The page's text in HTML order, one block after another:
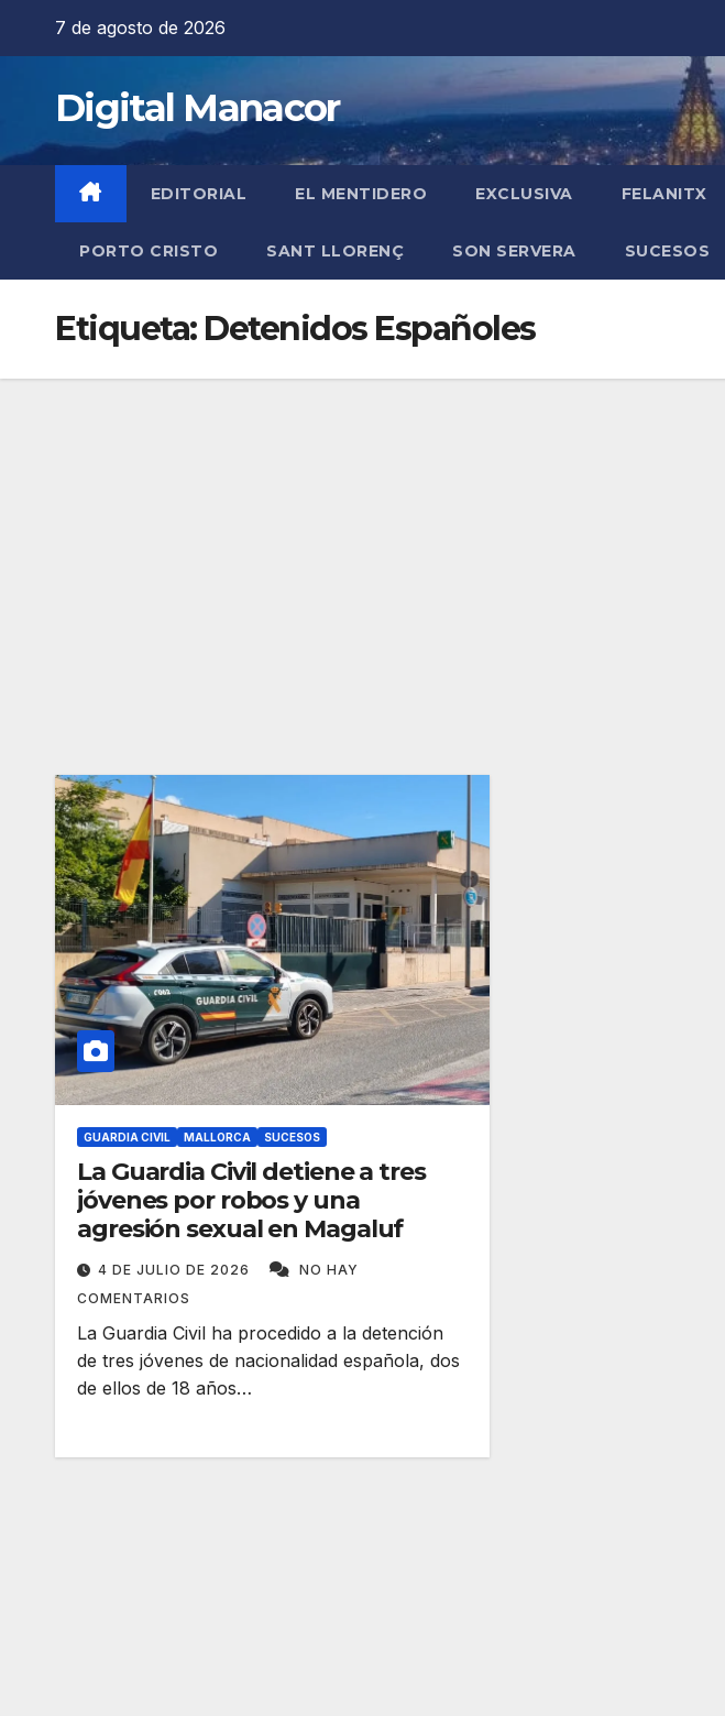
7 de agosto de 2026
Digital Manacor
EDITORIAL EL MENTIDERO EXCLUSIVA FELANITX
PORTO CRISTO SANT LLORENÇ SON SERVERA SUCESOS
Etiqueta: Detenidos Españoles
GUARDIA CIVIL MALLORCA SUCESOS
La Guardia Civil detiene a tres
jóvenes por robos y una
agresión sexual en Magaluf
4 DE JULIO DE 2026
NO HAY
COMENTARIOS
La Guardia Civil ha procedido a la detención
de tres jóvenes de nacionalidad española, dos
de ellos de 18 años…